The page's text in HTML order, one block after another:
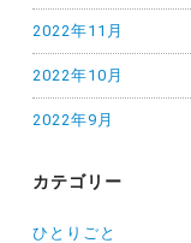
2022年11月
2022年10月
2022年9月
カテゴリー
ひとりごと